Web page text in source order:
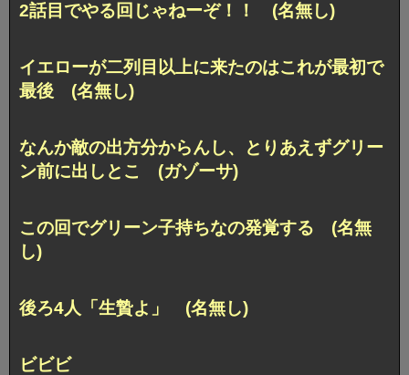
2話目でやる回じゃねーぞ！！ (名無し)
イエローが二列目以上に来たのはこれが最初で
最後 (名無し)
なんか敵の出方分からんし、とりあえずグリー
ン前に出しとこ (ガゾーサ)
この回でグリーン子持ちなの発覚する (名無
し)
後ろ4人「生贄よ」 (名無し)
ビビビ